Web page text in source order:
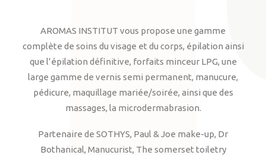
AROMAS INSTITUT vous propose une gamme
complète de soins du visage et du corps, épilation ainsi
que l’épilation définitive, forfaits minceur LPG, une
large gamme de vernis semi permanent, manucure,
pédicure, maquillage mariée/soirée, ainsi que des
massages, la microdermabrasion.
Partenaire de SOTHYS, Paul & Joe make-up, Dr
Bothanical, Manucurist, The somerset toiletry